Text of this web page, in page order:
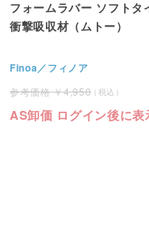
フォームラバー ソフトタ
衝撃吸収材（ムトー）
Finoa／フィノア
4,950
AS卸価 ログイン後に表